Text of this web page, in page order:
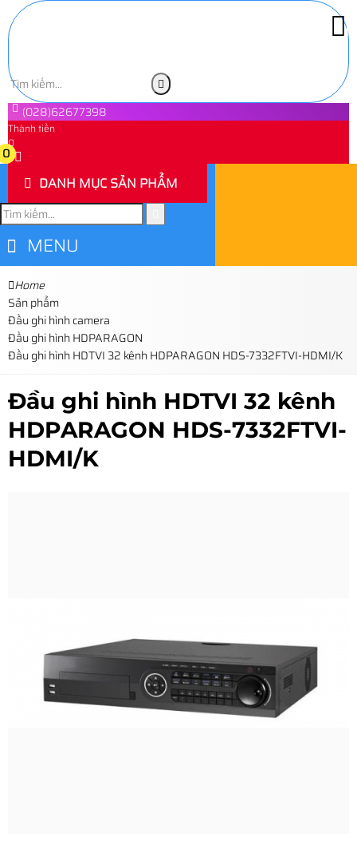
(028)62677398
Thành tiền
0
0
DANH MỤC SẢN PHẨM
MENU
Home
Sản phẩm
Đầu ghi hình camera
Đầu ghi hình HDPARAGON
Đầu ghi hình HDTVI 32 kênh HDPARAGON HDS-7332FTVI-HDMI/K
Đầu ghi hình HDTVI 32 kênh
HDPARAGON HDS-7332FTVI-
HDMI/K